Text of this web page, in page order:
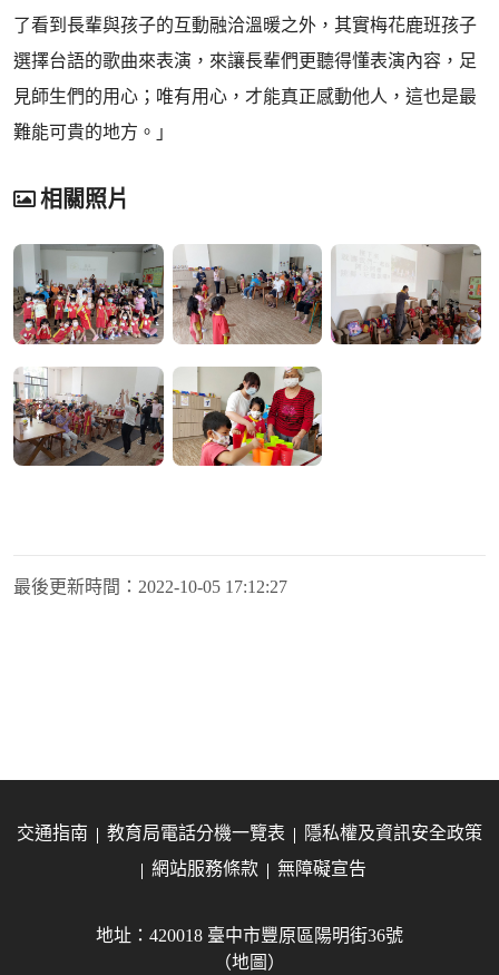
了看到長輩與孩子的互動融洽溫暖之外，其實梅花鹿班孩子
選擇台語的歌曲來表演，來讓長輩們更聽得懂表演內容，足
見師生們的用心；唯有用心，才能真正感動他人，這也是最
難能可貴的地方。」
相關照片
最後更新時間： 2022-10-05 17:12:27
交通指南 教育局電話分機一覽表
隱私權及資訊安全政策
網站服務條款
無障礙宣告
地址：420018 臺中市豐原區陽明街36號
（地圖）